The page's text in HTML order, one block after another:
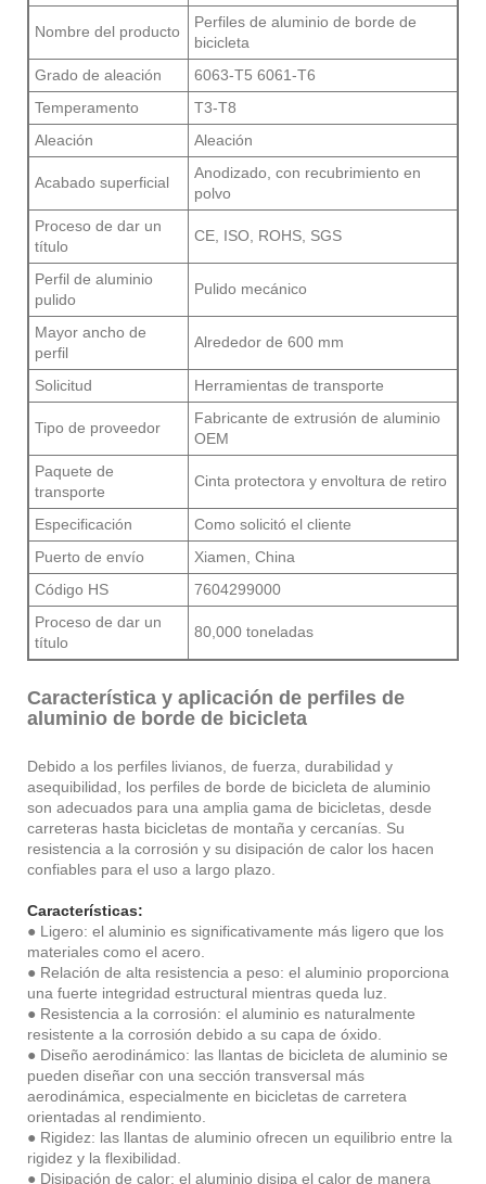
Nombre del producto
Perfiles de aluminio de borde de
bicicleta
Grado de aleación
6063-T5 6061-T6
Temperamento
T3-T8
Aleación
Aleación
Acabado superficial
Anodizado, con recubrimiento en
polvo
Proceso de dar un
título
CE, ISO, ROHS, SGS
Perfil de aluminio
pulido
Pulido mecánico
Mayor ancho de
perfil
Alrededor de 600 mm
Solicitud Herramientas de transporte
Tipo de proveedor
Fabricante de extrusión de aluminio
OEM
Paquete de
transporte
Cinta protectora y envoltura de retiro
Especificación
Como solicitó el cliente
Puerto de envío
Xiamen, China
Código HS
7604299000
Proceso de dar un
título
80,000 toneladas
Característica y aplicación de perfiles de
aluminio de borde de bicicleta
Debido a los perfiles livianos, de fuerza, durabilidad y
asequibilidad, los perfiles de borde de bicicleta de aluminio
son adecuados para una amplia gama de bicicletas, desde
carreteras hasta bicicletas de montaña y cercanías. Su
resistencia a la corrosión y su disipación de calor los hacen
confiables para el uso a largo plazo.
Características:
● Ligero: el aluminio es significativamente más ligero que los
materiales como el acero.
● Relación de alta resistencia a peso: el aluminio proporciona
una fuerte integridad estructural mientras queda luz.
● Resistencia a la corrosión: el aluminio es naturalmente
resistente a la corrosión debido a su capa de óxido.
● Diseño aerodinámico: las llantas de bicicleta de aluminio se
pueden diseñar con una sección transversal más
aerodinámica, especialmente en bicicletas de carretera
orientadas al rendimiento.
● Rigidez: las llantas de aluminio ofrecen un equilibrio entre la
rigidez y la flexibilidad.
● Disipación de calor: el aluminio disipa el calor de manera